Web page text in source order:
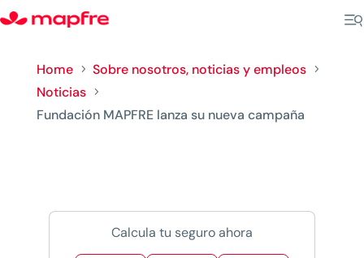
Home 5 Sobre nosotros, noticias y empleos 5
Noticias 5
Fundación MAPFRE lanza su nueva campaña
Calcula tu seguro ahora